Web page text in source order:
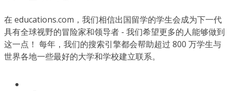
在 educations.com，我们相信出国留学的学生会成为下一代
具有全球视野的冒险家和领导者 - 我们希望更多的人能够做到
这一点！ 每年，我们的搜索引擎都会帮助超过 800 万学生与
世界各地一些最好的大学和学校建立联系。